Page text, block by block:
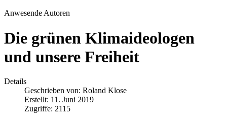
Anwesende Autoren
Die grünen Klimaideologen
und unsere Freiheit
Details
Geschrieben von: Roland Klose
Erstellt: 11. Juni 2019
Zugriffe: 2115